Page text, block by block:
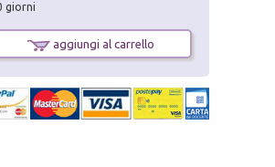
giorni
aggiungi al carrello
nostre novità, potrai
quando desideri.